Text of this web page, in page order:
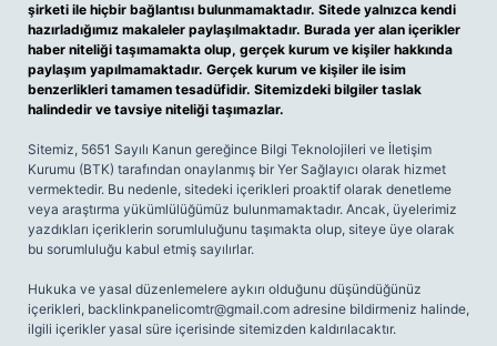
şirketi ile hiçbir bağlantısı bulunmamaktadır. Sitede yalnızca kendi
hazırladığımız makaleler paylaşılmaktadır. Burada yer alan içerikler
haber niteliği taşımamakta olup, gerçek kurum ve kişiler hakkında
paylaşım yapılmamaktadır. Gerçek kurum ve kişiler ile isim
benzerlikleri tamamen tesadüfidir. Sitemizdeki bilgiler taslak
halindedir ve tavsiye niteliği taşımazlar.
Sitemiz, 5651 Sayılı Kanun gereğince Bilgi Teknolojileri ve İletişim
Kurumu (BTK) tarafından onaylanmış bir Yer Sağlayıcı olarak hizmet
vermektedir. Bu nedenle, sitedeki içerikleri proaktif olarak denetleme
veya araştırma yükümlülüğümüz bulunmamaktadır. Ancak, üyelerimiz
yazdıkları içeriklerin sorumluluğunu taşımakta olup, siteye üye olarak
bu sorumluluğu kabul etmiş sayılırlar.
Hukuka ve yasal düzenlemelere aykırı olduğunu düşündüğünüz
içerikleri, backlinkpanelicomtr@gmail.com adresine bildirmeniz halinde,
ilgili içerikler yasal süre içerisinde sitemizden kaldırılacaktır.